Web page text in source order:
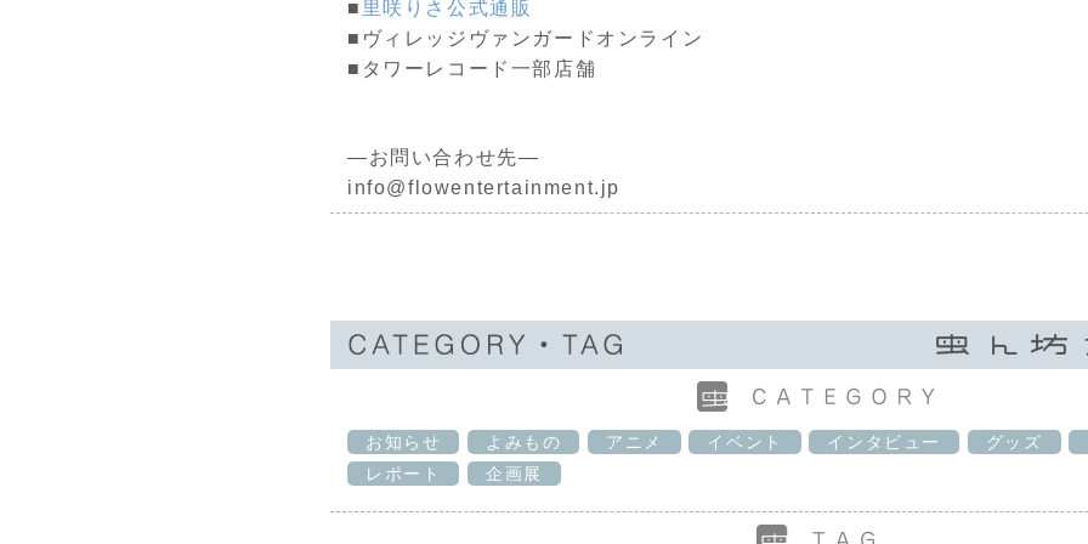
■ 里咲りさ公式通販
■ヴィレッジヴァンガードオンライン
■タワーレコード一部店舗
―お問い合わせ先―
info@flowentertainment.jp
お知らせ よみもの アニメ イベント インタビュー グッズ
レポート
企画展